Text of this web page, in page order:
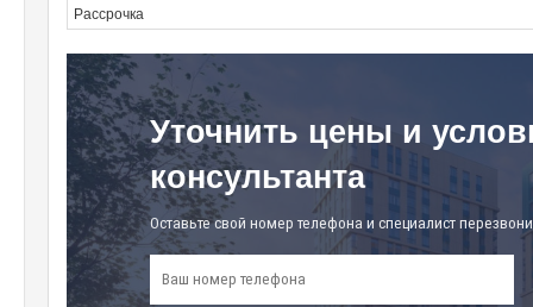
Рассрочка
Уточнить цены и
консультанта
Оставьте свой номер телефона и специалист